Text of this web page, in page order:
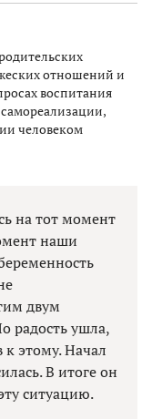
отношений и
воспитания
человеком
на тот момент
наши
двум
радость ушла,
к этому. Начал
В итоге он
ситуацию.